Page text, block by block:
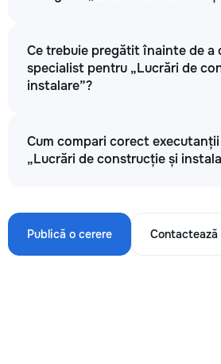
Ce trebuie pregătit înainte de a
specialist pentru „Lucrări de
instalare”?
Cum compari corect
„Lucrări de construcție și
Publică o cerere Contactează